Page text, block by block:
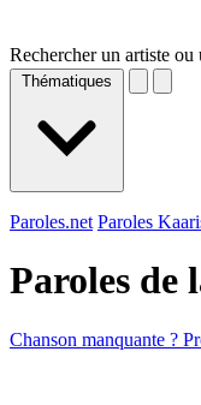
Rechercher un artiste ou
Thématiques
Paroles.net Paroles
Paroles de
Chanson manquante ?